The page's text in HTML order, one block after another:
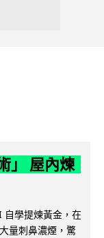
」 屋內煉
自學提煉黃金，在
量刺鼻濃煙，驚